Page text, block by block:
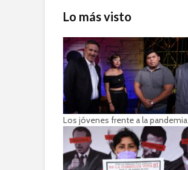
Lo más visto
Los jóvenes frente a la pandemia